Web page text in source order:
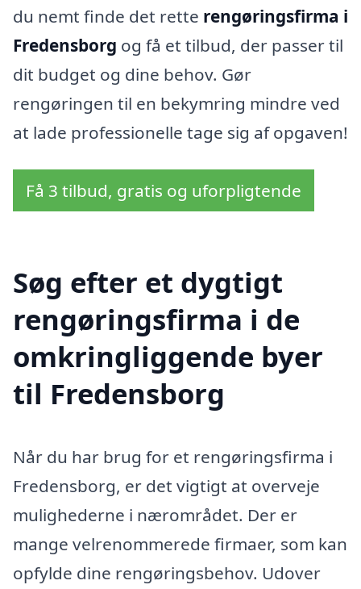
du nemt finde det rette rengøringsfirma i
Fredensborg og få et tilbud, der passer til
dit budget og dine behov. Gør
rengøringen til en bekymring mindre ved
at lade professionelle tage sig af opgaven!
Få 3 tilbud, gratis og uforpligtende
Søg efter et dygtigt
rengøringsfirma i de
omkringliggende byer
til Fredensborg
Når du har brug for et rengøringsfirma i
Fredensborg, er det vigtigt at overveje
mulighederne i nærområdet. Der er
mange velrenommerede firmaer, som kan
opfylde dine rengøringsbehov. Udover